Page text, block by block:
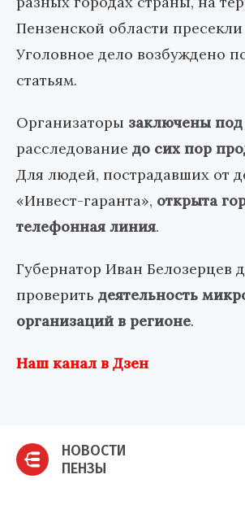
Пензенской области пресекли
Уголовное дело возбуждено
статьям.
Организаторы заключены
расследование до сих пор
Для людей, пострадавших от
«Инвест-гаранта», открыта
телефонная линия.
Губернатор Иван Белозерцев
проверить деятельность
организаций в регионе.
Наш канал в Дзен
НОВОСТИ
ПЕНЗЫ